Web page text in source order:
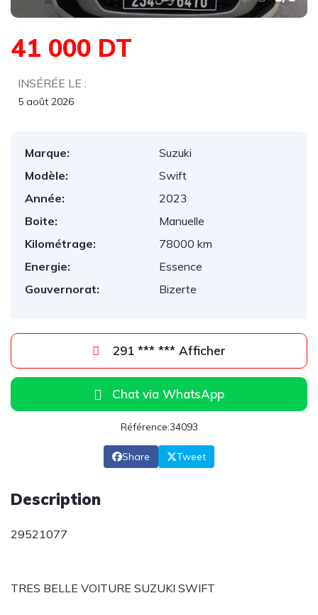
41 000 DT
INSÉRÉE LE :
5 août 2026
Marque:
Suzuki
Modèle:
Swift
Année:
2023
Boite:
Manuelle
Kilométrage:
78000 km
Energie:
Essence
Gouvernorat:
Bizerte
291 *** *** Afficher
Chat via WhatsApp
Référence:34093
Share Tweet
Description
29521077
TRES BELLE VOITURE SUZUKI SWIFT